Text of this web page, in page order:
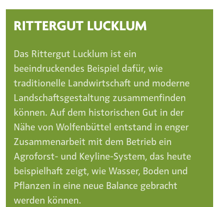
RITTERGUT LUCKLUM
Das Rittergut Lucklum ist ein
beeindruckendes Beispiel dafür, wie
traditionelle Landwirtschaft und moderne
Landschaftsgestaltung zusammenfinden
können. Auf dem historischen Gut in der
Nähe von Wolfenbüttel entstand in enger
Zusammenarbeit mit dem Betrieb ein
Agroforst- und Keyline-System, das heute
beispielhaft zeigt, wie Wasser, Boden und
Pflanzen in eine neue Balance gebracht
werden können.